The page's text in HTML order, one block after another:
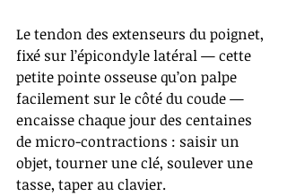
Le tendon des extenseurs du poignet,
fixé sur l’épicondyle latéral — cette
petite pointe osseuse qu’on palpe
facilement sur le côté du coude —
encaisse chaque jour des centaines
de micro-contractions : saisir un
objet, tourner une clé, soulever une
tasse, taper au clavier.